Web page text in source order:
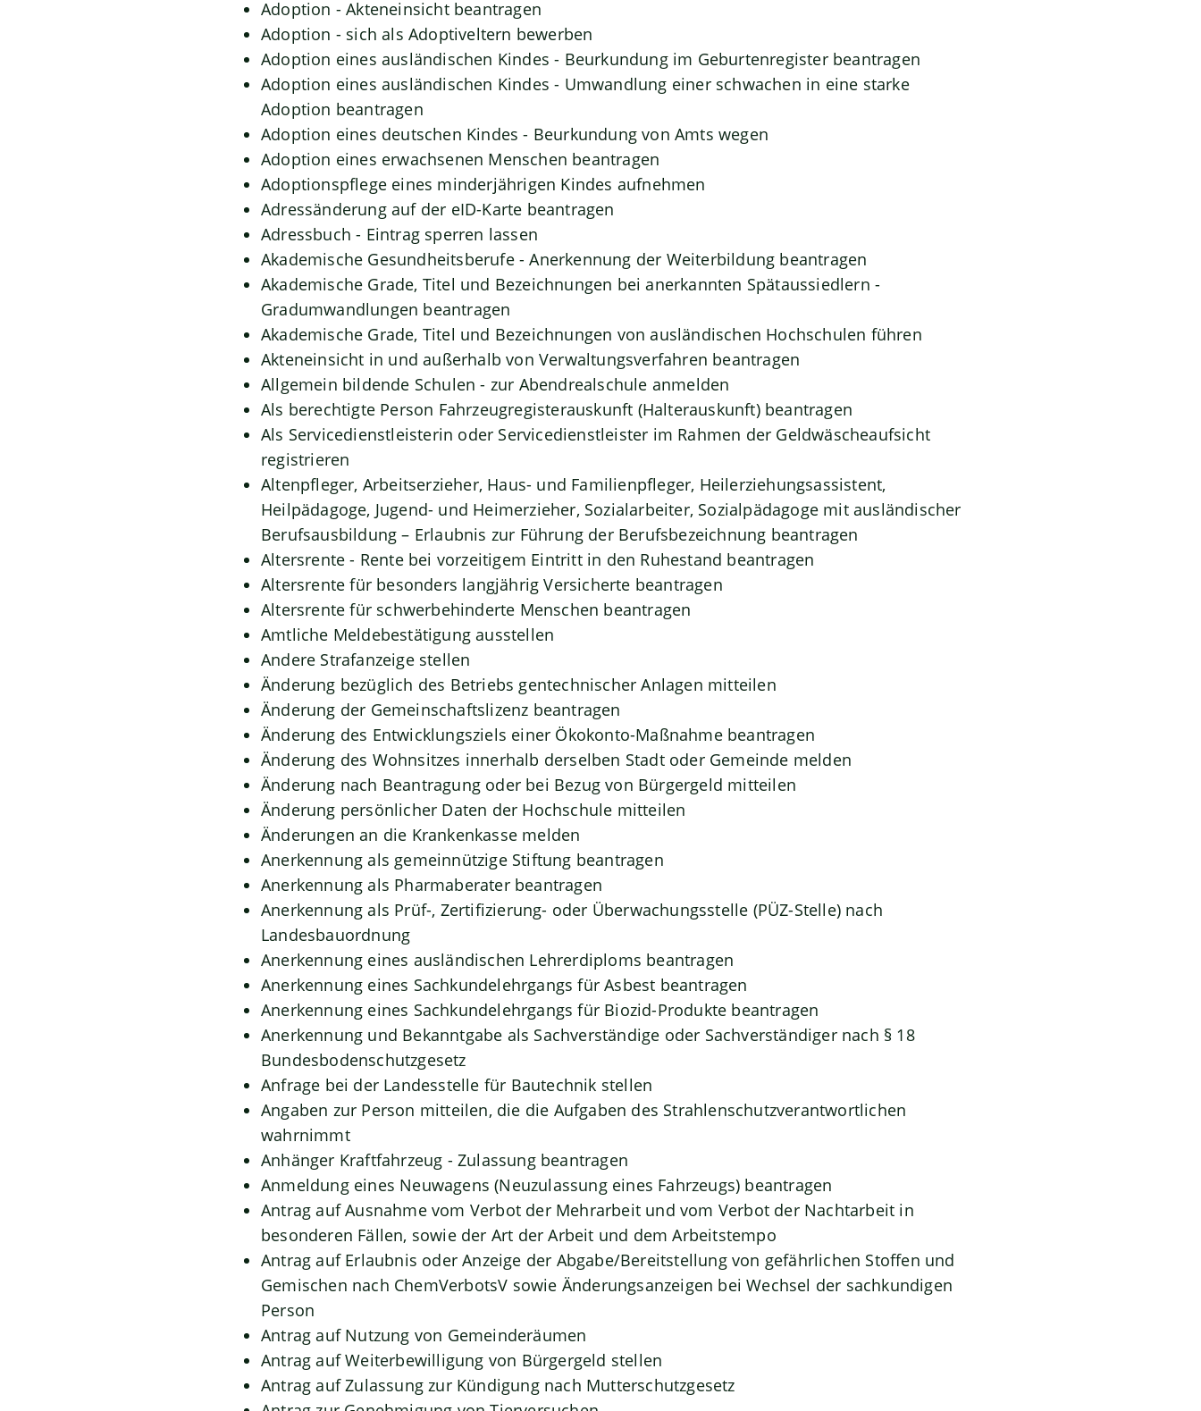
Adoption - Akteneinsicht beantragen
Adoption - sich als Adoptiveltern bewerben
Adoption eines ausländischen Kindes - Beurkundung im Geburtenregister beantragen
Adoption eines ausländischen Kindes - Umwandlung einer schwachen in eine starke
Adoption beantragen
Adoption eines deutschen Kindes - Beurkundung von Amts wegen
Adoption eines erwachsenen Menschen beantragen
Adoptionspflege eines minderjährigen Kindes aufnehmen
Adressänderung auf der eID-Karte beantragen
Adressbuch - Eintrag sperren lassen
Akademische Gesundheitsberufe - Anerkennung der Weiterbildung beantragen
Akademische Grade, Titel und Bezeichnungen bei anerkannten Spätaussiedlern -
Gradumwandlungen beantragen
Akademische Grade, Titel und Bezeichnungen von ausländischen Hochschulen führen
Akteneinsicht in und außerhalb von Verwaltungsverfahren beantragen
Allgemein bildende Schulen - zur Abendrealschule anmelden
Als berechtigte Person Fahrzeugregisterauskunft (Halterauskunft) beantragen
Als Servicedienstleisterin oder Servicedienstleister im Rahmen der Geldwäscheaufsicht
registrieren
Altenpfleger, Arbeitserzieher, Haus- und Familienpfleger, Heilerziehungsassistent,
Heilpädagoge, Jugend- und Heimerzieher, Sozialarbeiter, Sozialpädagoge mit ausländischer
Berufsausbildung – Erlaubnis zur Führung der Berufsbezeichnung beantragen
Altersrente - Rente bei vorzeitigem Eintritt in den Ruhestand beantragen
Altersrente für besonders langjährig Versicherte beantragen
Altersrente für schwerbehinderte Menschen beantragen
Amtliche Meldebestätigung ausstellen
Andere Strafanzeige stellen
Änderung bezüglich des Betriebs gentechnischer Anlagen mitteilen
Änderung der Gemeinschaftslizenz beantragen
Änderung des Entwicklungsziels einer Ökokonto-Maßnahme beantragen
Änderung des Wohnsitzes innerhalb derselben Stadt oder Gemeinde melden
Änderung nach Beantragung oder bei Bezug von Bürgergeld mitteilen
Änderung persönlicher Daten der Hochschule mitteilen
Änderungen an die Krankenkasse melden
Anerkennung als gemeinnützige Stiftung beantragen
Anerkennung als Pharmaberater beantragen
Anerkennung als Prüf-, Zertifizierung- oder Überwachungsstelle (PÜZ-Stelle) nach
Landesbauordnung
Anerkennung eines ausländischen Lehrerdiploms beantragen
Anerkennung eines Sachkundelehrgangs für Asbest beantragen
Anerkennung eines Sachkundelehrgangs für Biozid-Produkte beantragen
Anerkennung und Bekanntgabe als Sachverständige oder Sachverständiger nach § 18
Bundesbodenschutzgesetz
Anfrage bei der Landesstelle für Bautechnik stellen
Angaben zur Person mitteilen, die die Aufgaben des Strahlenschutzverantwortlichen
wahrnimmt
Anhänger Kraftfahrzeug - Zulassung beantragen
Anmeldung eines Neuwagens (Neuzulassung eines Fahrzeugs) beantragen
Antrag auf Ausnahme vom Verbot der Mehrarbeit und vom Verbot der Nachtarbeit in
besonderen Fällen, sowie der Art der Arbeit und dem Arbeitstempo
Antrag auf Erlaubnis oder Anzeige der Abgabe/Bereitstellung von gefährlichen Stoffen und
Gemischen nach ChemVerbotsV sowie Änderungsanzeigen bei Wechsel der sachkundigen
Person
Antrag auf Nutzung von Gemeinderäumen
Antrag auf Weiterbewilligung von Bürgergeld stellen
Antrag auf Zulassung zur Kündigung nach Mutterschutzgesetz